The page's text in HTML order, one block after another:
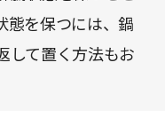
態を保つには、鍋
して置く方法もお